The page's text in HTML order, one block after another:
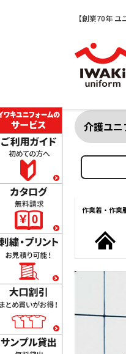
【創業70年
介護ユニ
作業着・作業